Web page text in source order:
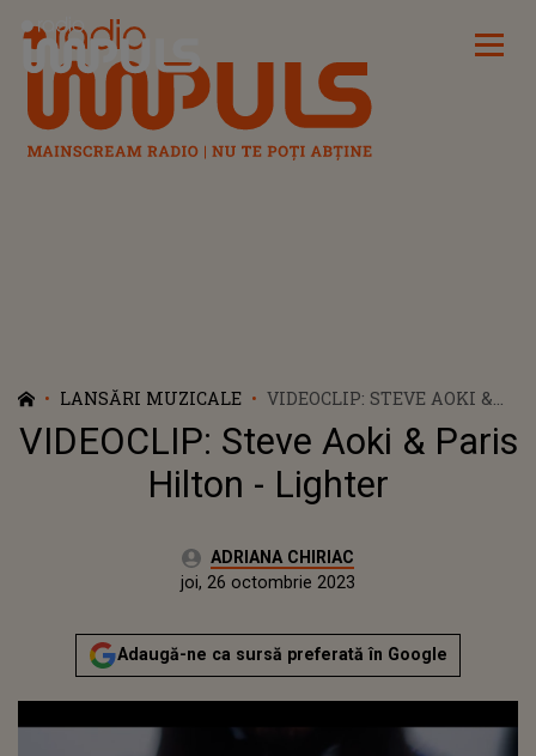
Radio Impuls
LANSĂRI MUZICALE
VIDEOCLIP: STEVE AOKI &
PARIS HILTON - LIGHTER
VIDEOCLIP: Steve Aoki & Paris
Hilton - Lighter
Autor:ADRIANA CHIRIAC
Publicat:
joi, 26 octombrie 2023
Adaugă-ne ca sursă preferată în Google